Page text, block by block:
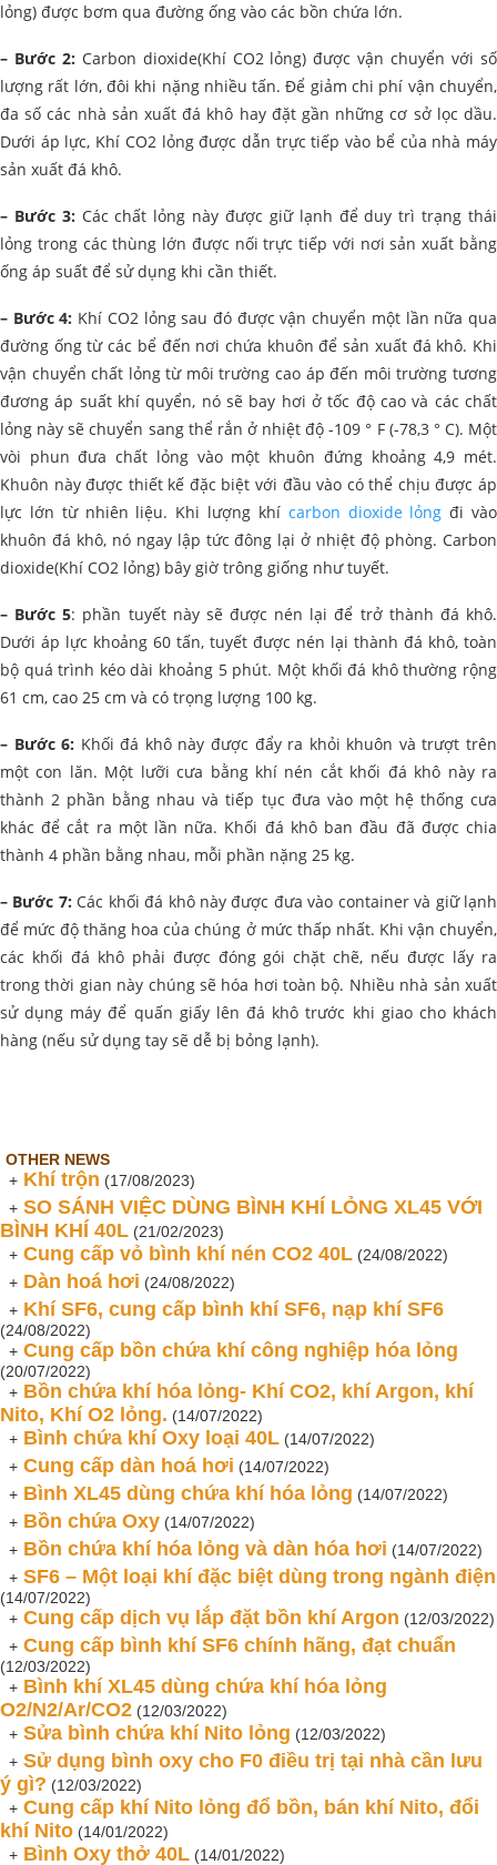
lỏng) được bơm qua đường ống vào các bồn chứa lớn.
– Bước 2: Carbon dioxide(Khí CO2 lỏng) được vận chuyển với số
lượng rất lớn, đôi khi nặng nhiều tấn. Để giảm chi phí vận chuyển,
đa số các nhà sản xuất đá khô hay đặt gần những cơ sở lọc dầu.
Dưới áp lực, Khí CO2 lỏng được dẫn trực tiếp vào bể của nhà máy
sản xuất đá khô.
– Bước 3: Các chất lỏng này được giữ lạnh để duy trì trạng thái
lỏng trong các thùng lớn được nối trực tiếp với nơi sản xuất bằng
ống áp suất để sử dụng khi cần thiết.
– Bước 4: Khí CO2 lỏng sau đó được vận chuyển một lần nữa qua
đường ống từ các bể đến nơi chứa khuôn để sản xuất đá khô. Khi
vận chuyển chất lỏng từ môi trường cao áp đến môi trường tương
đương áp suất khí quyển, nó sẽ bay hơi ở tốc độ cao và các chất
lỏng này sẽ chuyển sang thể rắn ở nhiệt độ -109 ° F (-78,3 ° C). Một
vòi phun đưa chất lỏng vào một khuôn đứng khoảng 4,9 mét.
Khuôn này được thiết kế đặc biệt với đầu vào có thể chịu được áp
lực lớn từ nhiên liệu. Khi lượng khí carbon dioxide lỏng đi vào
khuôn đá khô, nó ngay lập tức đông lại ở nhiệt độ phòng. Carbon
dioxide(Khí CO2 lỏng) bây giờ trông giống như tuyết.
– Bước 5: phần tuyết này sẽ được nén lại để trở thành đá khô.
Dưới áp lực khoảng 60 tấn, tuyết được nén lại thành đá khô, toàn
bộ quá trình kéo dài khoảng 5 phút. Một khối đá khô thường rộng
61 cm, cao 25 cm và có trọng lượng 100 kg.
– Bước 6: Khối đá khô này được đẩy ra khỏi khuôn và trượt trên
một con lăn. Một lưỡi cưa bằng khí nén cắt khối đá khô này ra
thành 2 phần bằng nhau và tiếp tục đưa vào một hệ thống cưa
khác để cắt ra một lần nữa. Khối đá khô ban đầu đã được chia
thành 4 phần bằng nhau, mỗi phần nặng 25 kg.
– Bước 7: Các khối đá khô này được đưa vào container và giữ lạnh
để mức độ thăng hoa của chúng ở mức thấp nhất. Khi vận chuyển,
các khối đá khô phải được đóng gói chặt chẽ, nếu được lấy ra
trong thời gian này chúng sẽ hóa hơi toàn bộ. Nhiều nhà sản xuất
sử dụng máy để quấn giấy lên đá khô trước khi giao cho khách
hàng (nếu sử dụng tay sẽ dễ bị bỏng lạnh).
OTHER NEWS
+ Khí trộn (17/08/2023)
+ SO SÁNH VIỆC DÙNG BÌNH KHÍ LỎNG XL45 VỚI
BÌNH KHÍ 40L (21/02/2023)
+ Cung cấp vỏ bình khí nén CO2 40L (24/08/2022)
+ Dàn hoá hơi (24/08/2022)
+ Khí SF6, cung cấp bình khí SF6, nạp khí SF6
(24/08/2022)
+ Cung cấp bồn chứa khí công nghiệp hóa lỏng
(20/07/2022)
+ Bồn chứa khí hóa lỏng- Khí CO2, khí Argon, khí
Nito, Khí O2 lỏng. (14/07/2022)
+ Bình chứa khí Oxy loại 40L (14/07/2022)
+ Cung cấp dàn hoá hơi (14/07/2022)
+ Bình XL45 dùng chứa khí hóa lỏng (14/07/2022)
+ Bồn chứa Oxy (14/07/2022)
+ Bồn chứa khí hóa lỏng và dàn hóa hơi (14/07/2022)
+ SF6 – Một loại khí đặc biệt dùng trong ngành điện
(14/07/2022)
+ Cung cấp dịch vụ lắp đặt bồn khí Argon (12/03/2022)
+ Cung cấp bình khí SF6 chính hãng, đạt chuẩn
(12/03/2022)
+ Bình khí XL45 dùng chứa khí hóa lỏng
O2/N2/Ar/CO2 (12/03/2022)
+ Sửa bình chứa khí Nito lỏng (12/03/2022)
+ Sử dụng bình oxy cho F0 điều trị tại nhà cần lưu
ý gì? (12/03/2022)
+ Cung cấp khí Nito lỏng đổ bồn, bán khí Nito, đổi
khí Nito (14/01/2022)
+ Bình Oxy thở 40L (14/01/2022)